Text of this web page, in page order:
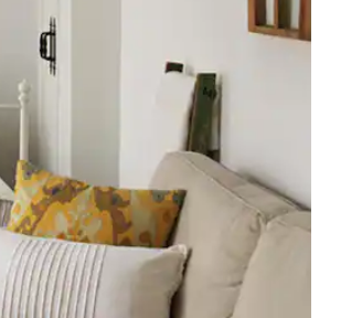
ಸ್ವೈಪ್ ಗೆಸ್ಚರ್‌ಗಳ ಮೂಲಕ ಅನ್ವೇಷಿಸಿ.